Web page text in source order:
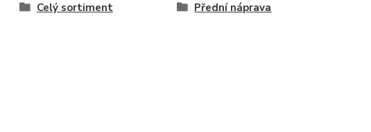
Celý sortiment
Přední náprava